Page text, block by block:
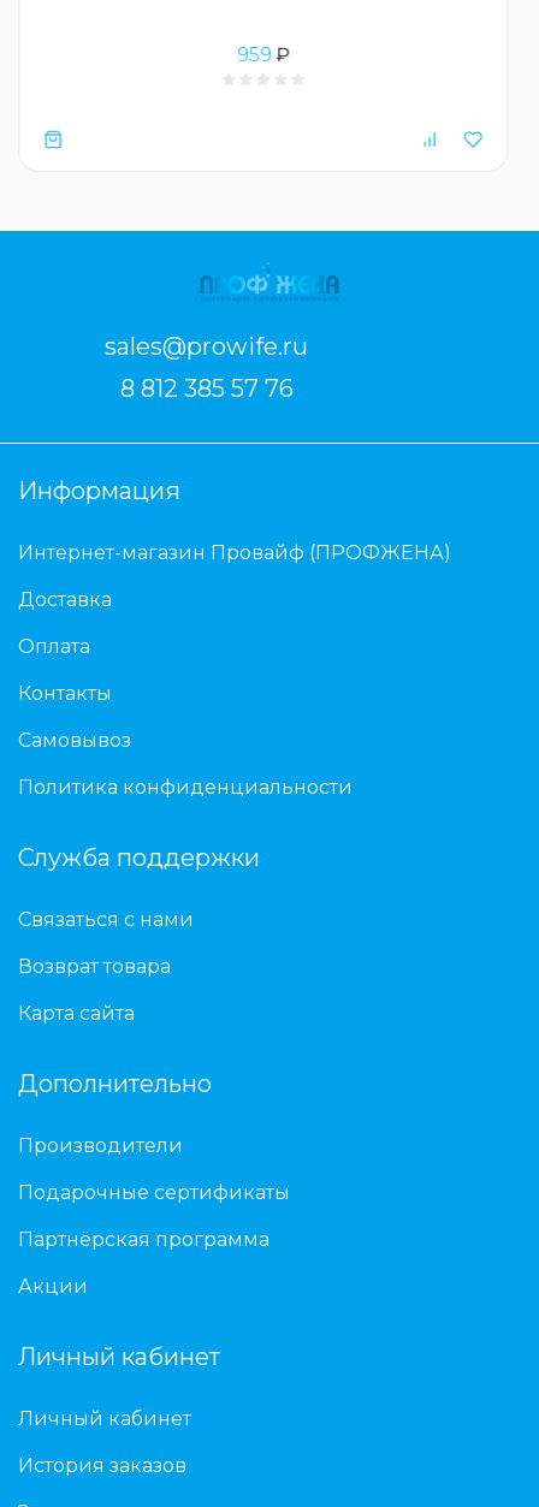
959₽
sales@prowife.ru
8 812 385 57 76
Информация
Интернет-магазин Провайф (ПРОФЖЕНА)
Доставка
Оплата
Контакты
Самовывоз
Политика конфиденциальности
Служба поддержки
Связаться с нами
Возврат товара
Карта сайта
Дополнительно
Производители
Подарочные сертификаты
Партнёрская программа
Акции
Личный кабинет
Личный кабинет
История заказов